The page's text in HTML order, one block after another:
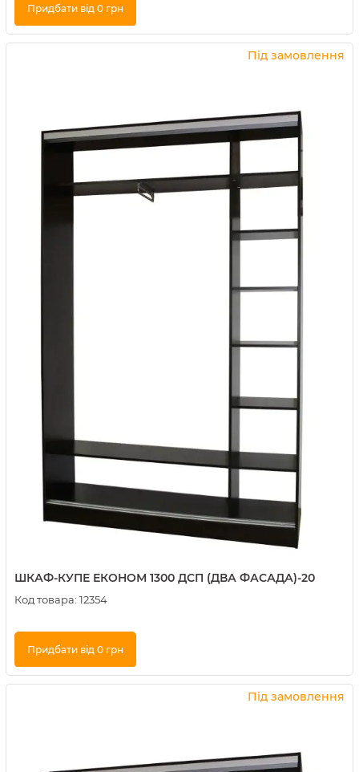
Придбати від 0 грн
Купити в 1 клік
Під замовлення
ШКАФ-КУПЕ ЕКОНОМ 1300 ДСП (ДВА ФАСАДА)-20
Код товара: 12354
Придбати від 0 грн
Купити в 1 клік
Під замовлення